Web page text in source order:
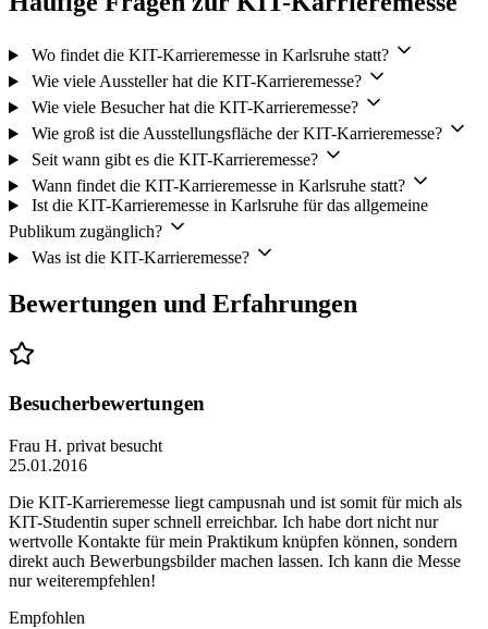
Wo findet die KIT-Karrieremesse in Karlsruhe statt?
Wie viele Aussteller hat die KIT-Karrieremesse?
Wie viele Besucher hat die KIT-Karrieremesse?
Wie groß ist die Ausstellungsfläche der KIT-Karrieremesse?
Seit wann gibt es die KIT-Karrieremesse?
Wann findet die KIT-Karrieremesse in Karlsruhe statt?
Ist die KIT-Karrieremesse in Karlsruhe für das allgemeine
Publikum zugänglich?
Was ist die KIT-Karrieremesse?
Bewertungen und Erfahrungen
Besucherbewertungen
Frau H. privat besucht
25.01.2016
Die KIT-Karrieremesse liegt campusnah und ist somit für mich als
KIT-Studentin super schnell erreichbar. Ich habe dort nicht nur
wertvolle Kontakte für mein Praktikum knüpfen können, sondern
direkt auch Bewerbungsbilder machen lassen. Ich kann die Messe
nur weiterempfehlen!
Empfohlen